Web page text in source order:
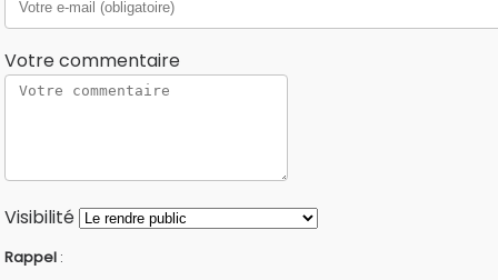
Votre commentaire
Visibilité
Rappel :